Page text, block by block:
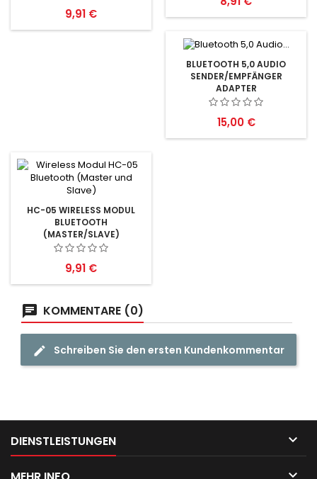
Preis
9,91 €
BLUETOOTH 5,0 AUDIO
SENDER/EMPFÄNGER
ADAPTER
Preis
15,00 €
HC-05 WIRELESS MODUL
BLUETOOTH
(MASTER/SLAVE)
Preis
9,91 €
KOMMENTARE (0)
Schreiben Sie den ersten Kundenkommentar
DIENSTLEISTUNGEN 
